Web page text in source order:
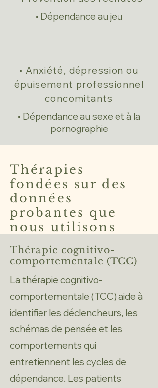
• Dépendance au jeu
• Anxiété, dépression ou
épuisement professionnel
concomitants
• Dépendance au sexe et à la
pornographie
Thérapies
fondées sur des
données
probantes que
nous utilisons
Thérapie cognitivo-
comportementale (TCC)
La thérapie cognitivo-
comportementale (TCC) aide à
identifier les déclencheurs, les
schémas de pensée et les
comportements qui
entretiennent les cycles de
dépendance. Les patients